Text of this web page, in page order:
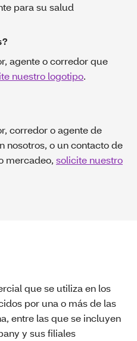
para su salud
agente o corredor que
nuestro logotipo.
corredor o agente de
nosotros, o un contacto de
mercadeo, solicite nuestro
que se utiliza en los
por una o más de las
entre las que se incluyen
y sus filiales